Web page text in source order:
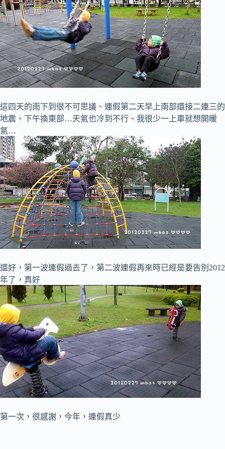
這四天的雨下到很不可思議、連假第二天早上南部還接二連三的
地震、下午換東部…天氣也冷到不行、我很少一上車就想開暖
氣…
還好，第一波連假過去了，第二波連假再來時已經是要告別2012
年了，真好
第一次，很感謝，今年，連假真少